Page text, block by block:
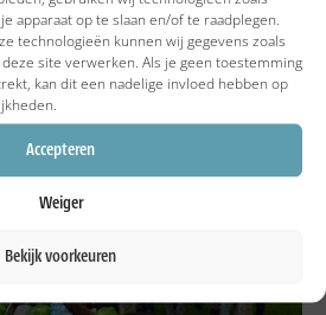
apparaat op te slaan en/of te raadplegen.
technologieën kunnen wij gegevens zoals
site verwerken. Als je geen toestemming
kan dit een nadelige invloed hebben op
Accepteren
Weiger
Bekijk voorkeuren
Vereniging (AUHV), een
in de gracht van Fort